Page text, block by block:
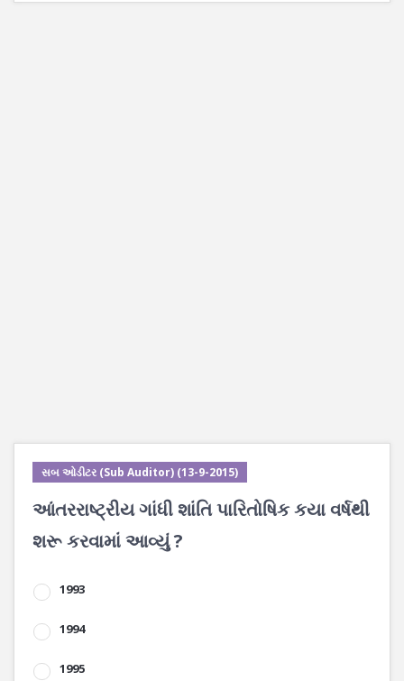
સબ ઓડીટર (Sub Auditor) (13-9-2015)
આંતરરાષ્ટ્રીય ગાંધી શાંતિ પારિતોષિક કયા વર્ષથી
શરૂ કરવામાં આવ્યું ?
1993
1994
1995